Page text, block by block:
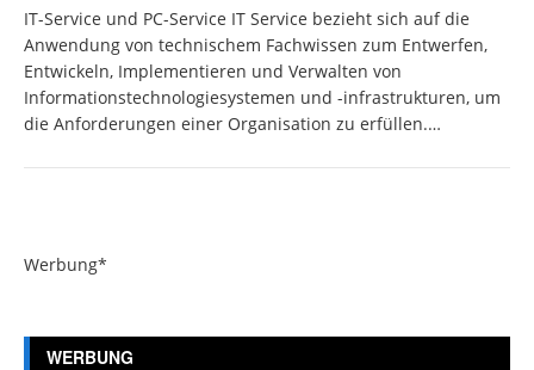
IT-Service und PC-Service IT Service bezieht sich auf die
Anwendung von technischem Fachwissen zum Entwerfen,
Entwickeln, Implementieren und Verwalten von
Informationstechnologiesystemen und -infrastrukturen, um
die Anforderungen einer Organisation zu erfüllen.…
Werbung*
WERBUNG